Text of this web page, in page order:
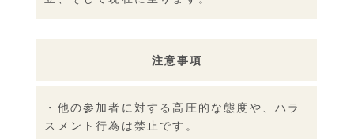
注意事項
・他の参加者に対する高圧的な態度や、ハラ
スメント行為は禁止です。